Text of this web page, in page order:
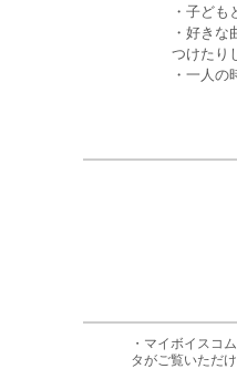
・子ど
・好き
つけたり
・一人
・マイボイスコ
タがご覧いただけ